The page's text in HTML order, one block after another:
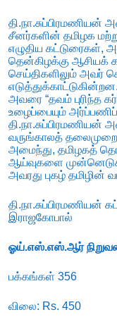
சீனர்களின் தமிழக
எழுதிய கட்டுரைகள்,
தென்கிழக்கு ஆசியக்
செய்திகளிலும் அவர்
அவரை “தவம் புரிந்த
உழைப்பையும்
தி.நா.சுப்பிரமணியன்
வருங்காலத் தலைமுறை
அமைந்து, தமிழகத்
ஆய்வுகளை
அவரது புகழ் தமிழின்
தி.நா.சுப்பிரமணியன்
இராஜகோபால்
ஓய்.எஸ்.எஸ்.ஆர்
பக்கங்கள் 356
விலை: Rs. 450